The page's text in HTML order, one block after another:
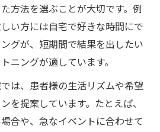
方法を選ぶことが大切です。例
い方には自宅で好きな時間にで
グが、短期間で結果を出したい
ニングが適しています。
は、患者様の生活リズムや希望
を提案しています。たとえば、
合や、急なイベントに合わせて